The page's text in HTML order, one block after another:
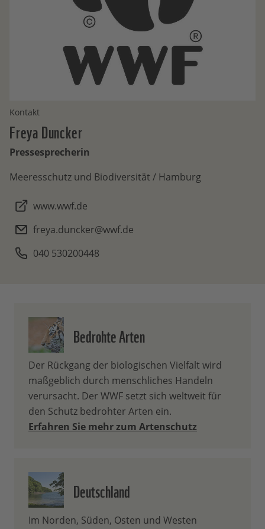
Kontakt
FreyaDuncker
Pressesprecherin
Meeresschutz und Biodiversität / Hamburg
www.wwf.de
freya.duncker@wwf.de
040 530200448
Bedrohte Arten
Der Rückgang der biologischen Vielfalt wird
maßgeblich durch menschliches Handeln
verursacht. Der WWF setzt sich weltweit für
den Schutz bedrohter Arten ein.
Erfahren Sie mehr zum Artenschutz
Deutschland
Im Norden, Süden, Osten und Westen